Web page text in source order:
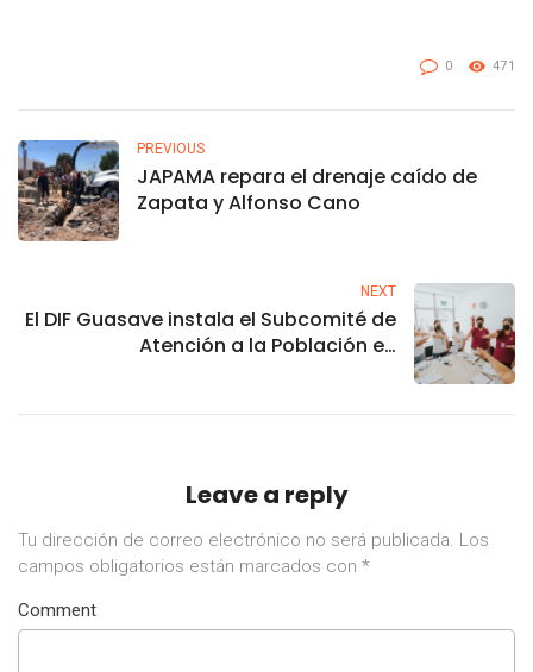
0 471
PREVIOUS
JAPAMA repara el drenaje caído de
Zapata y Alfonso Cano
NEXT
El DIF Guasave instala el Subcomité de
Atención a la Población en
Leave a reply
Tu dirección de correo electrónico no será publicada. Los
campos obligatorios están marcados con *
Comment